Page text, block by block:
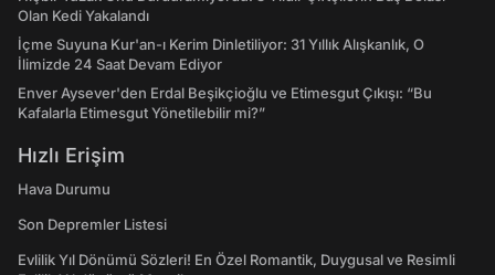
Olan Kedi Yakalandı
İçme Suyuna Kur'an-ı Kerim Dinletiliyor: 31 Yıllık Alışkanlık, O
İlimizde 24 Saat Devam Ediyor
Enver Aysever'den Erdal Beşikçioğlu ve Etimesgut Çıkışı: “Bu
Kafalarla Etimesgut Yönetilebilir mi?”
Hızlı Erişim
Hava Durumu
Son Depremler Listesi
Evlilik Yıl Dönümü Sözleri! En Özel Romantik, Duygusal ve Resimli